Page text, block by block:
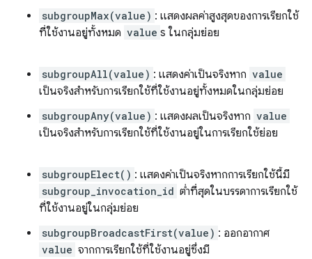
subgroupMax(value) : แสดงผลค่าสูงสุดของการเรียกใช้
ที่ใช้งานอยู่ทั้งหมด value s ในกลุ่มย่อย
subgroupAll(value) : แสดงค่าเป็นจริงหาก value
เป็นจริงสำหรับการเรียกใช้ที่ใช้งานอยู่ทั้งหมดในกลุ่มย่อย
subgroupAny(value) : แสดงผลเป็นจริงหาก value
เป็นจริงสำหรับการเรียกใช้ที่ใช้งานอยู่ในการเรียกใช้ย่อย
subgroupElect() : แสดงค่าเป็นจริงหากการเรียกใช้นี้มี
subgroup_invocation_id ต่ำที่สุดในบรรดาการเรียกใช้
ที่ใช้งานอยู่ในกลุ่มย่อย
subgroupBroadcastFirst(value) : ออกอากาศ
value จากการเรียกใช้ที่ใช้งานอยู่ซึ่งมี